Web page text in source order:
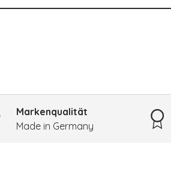
Markenqualität
Made in Germany